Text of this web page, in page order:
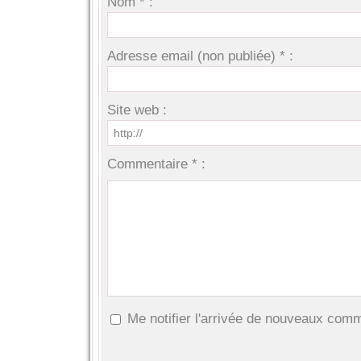
Adresse email (non publiée) * :
Site web :
Commentaire * :
Me notifier l'arrivée de nouveaux